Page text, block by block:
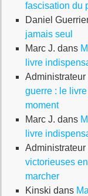
fascisation du
Daniel
jamais seul
Marc J. dans
livre
Administrateur
guerre : le
moment
Marc J. dans
livre
Administrateur
victorieuses
marcher
Kinski dans